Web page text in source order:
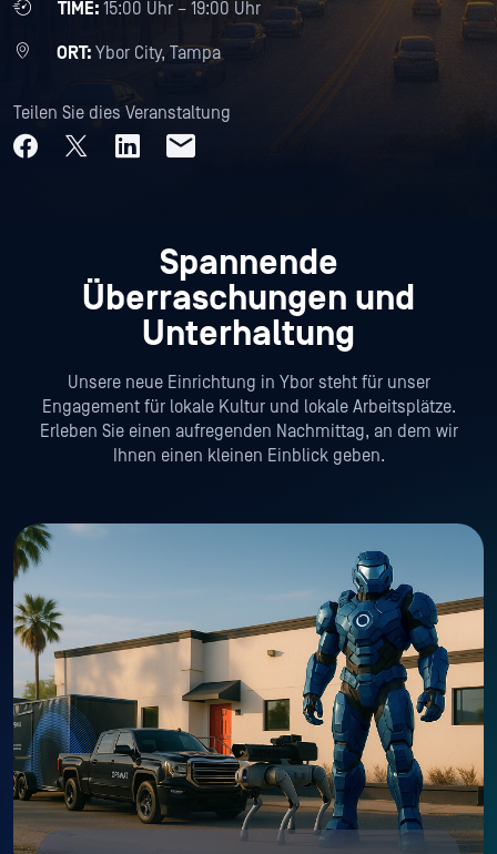
TIME: 15:00 Uhr – 19:00 Uhr
ORT: Ybor City, Tampa
Teilen Sie dies Veranstaltung
Spannende
Überraschungen und
Unterhaltung
Unsere neue Einrichtung in Ybor steht für unser
Engagement für lokale Kultur und lokale Arbeitsplätze.
Erleben Sie einen aufregenden Nachmittag, an dem wir
Ihnen einen kleinen Einblick geben.